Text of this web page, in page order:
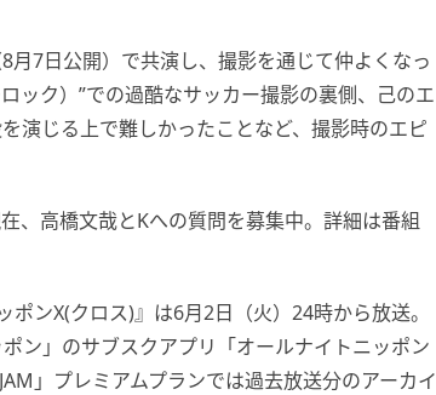
7日公開）で共演し、撮影を通じて仲よくなっ
ック）”での過酷なサッカー撮影の裏側、己のエ
演じる上で難しかったことなど、撮影時のエピ
、高橋文哉とKへの質問を募集中。詳細は番組
ンX(クロス)』は6月2日（火）24時から放送。
ン」のサブスクアプリ「オールナイトニッポン
」プレミアムプランでは過去放送分のアーカイ